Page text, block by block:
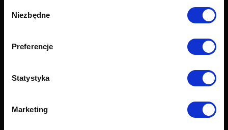
zgody
Niezbędne
Preferencje
Statystyka
Marketing
Formularz zwrotu
Raty Credit PayU
Grupy tkanin
O firmie